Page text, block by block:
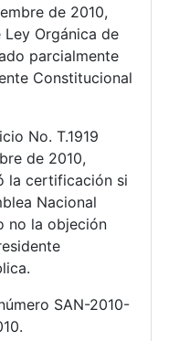
de 2010,
Orgánica de
parcialmente
Constitucional
No. T.1919
de 2010,
la certificación si
Nacional
no la objeción
SAN-2010-